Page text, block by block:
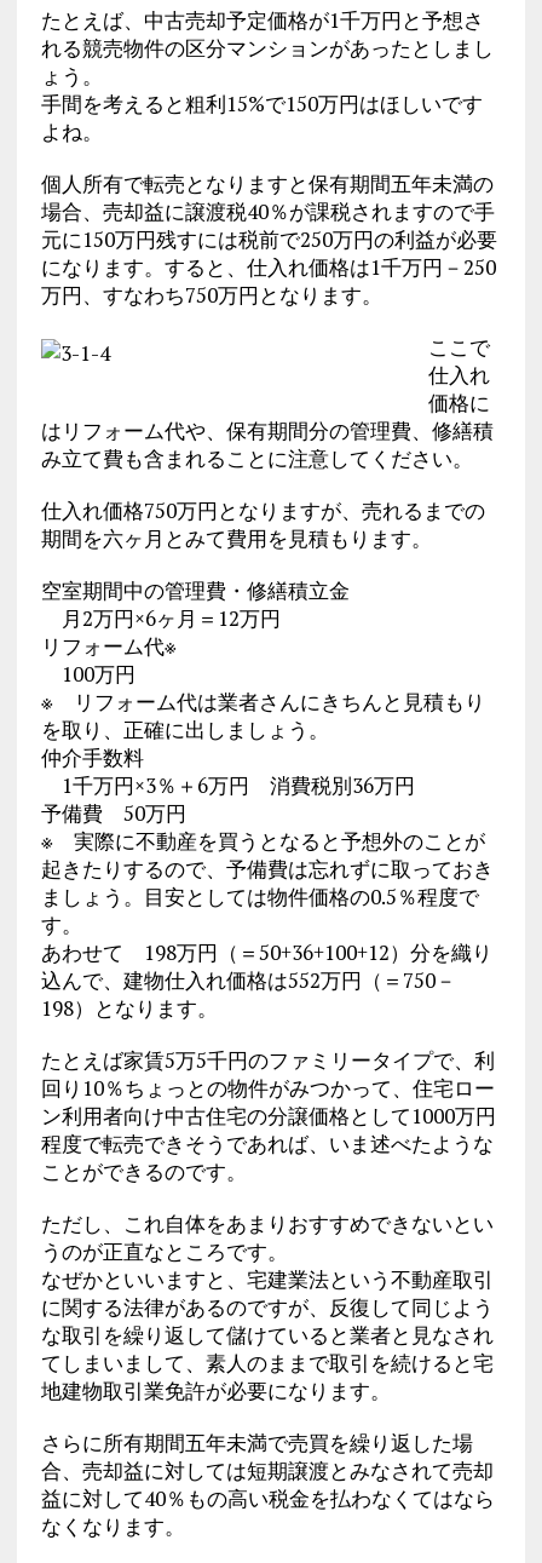
たとえば、中古売却予定価格が1千万円と予想さ
れる競売物件の区分マンションがあったとしまし
ょう。
手間を考えると粗利15%で150万円はほしいです
よね。
個人所有で転売となりますと保有期間五年未満の
場合、売却益に譲渡税40％が課税されますので手
元に150万円残すには税前で250万円の利益が必要
になります。すると、仕入れ価格は1千万円－250
万円、すなわち750万円となります。
ここで
仕入れ
価格に
はリフォーム代や、保有期間分の管理費、修繕積
み立て費も含まれることに注意してください。
仕入れ価格750万円となりますが、売れるまでの
期間を六ヶ月とみて費用を見積もります。
空室期間中の管理費・修繕積立金
月2万円×6ヶ月＝12万円
リフォーム代※
100万円
※ リフォーム代は業者さんにきちんと見積もり
を取り、正確に出しましょう。
仲介手数料
1千万円×3％＋6万円 消費税別36万円
予備費 50万円
※ 実際に不動産を買うとなると予想外のことが
起きたりするので、予備費は忘れずに取っておき
ましょう。目安としては物件価格の0.5％程度で
す。
あわせて 198万円（＝50+36+100+12）分を織り
込んで、建物仕入れ価格は552万円（＝750－
198）となります。
たとえば家賃5万5千円のファミリータイプで、利
回り10％ちょっとの物件がみつかって、住宅ロー
ン利用者向け中古住宅の分譲価格として1000万円
程度で転売できそうであれば、いま述べたような
ことができるのです。
ただし、これ自体をあまりおすすめできないとい
うのが正直なところです。
なぜかといいますと、宅建業法という不動産取引
に関する法律があるのですが、反復して同じよう
な取引を繰り返して儲けていると業者と見なされ
てしまいまして、素人のままで取引を続けると宅
地建物取引業免許が必要になります。
さらに所有期間五年未満で売買を繰り返した場
合、売却益に対しては短期譲渡とみなされて売却
益に対して40％もの高い税金を払わなくてはなら
なくなります。